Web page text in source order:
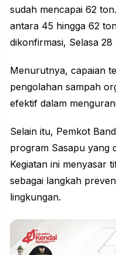
sudah mencapai 62
antara 45 hingga 62
dikonfirmasi, Selasa 28
Menurutnya, capaian
pengolahan sampah
efektif dalam
Selain itu, Pemkot
program Sasapu yang
Kegiatan ini menyasar
sebagai langkah
lingkungan.